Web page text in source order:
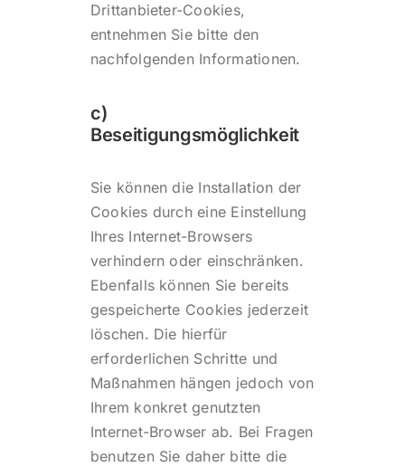
Drittanbieter-Cookies,
entnehmen Sie bitte den
nachfolgenden Informationen.
c)
Beseitigungsmöglichkeit
Sie können die Installation der
Cookies durch eine Einstellung
Ihres Internet-Browsers
verhindern oder einschränken.
Ebenfalls können Sie bereits
gespeicherte Cookies jederzeit
löschen. Die hierfür
erforderlichen Schritte und
Maßnahmen hängen jedoch von
Ihrem konkret genutzten
Internet-Browser ab. Bei Fragen
benutzen Sie daher bitte die